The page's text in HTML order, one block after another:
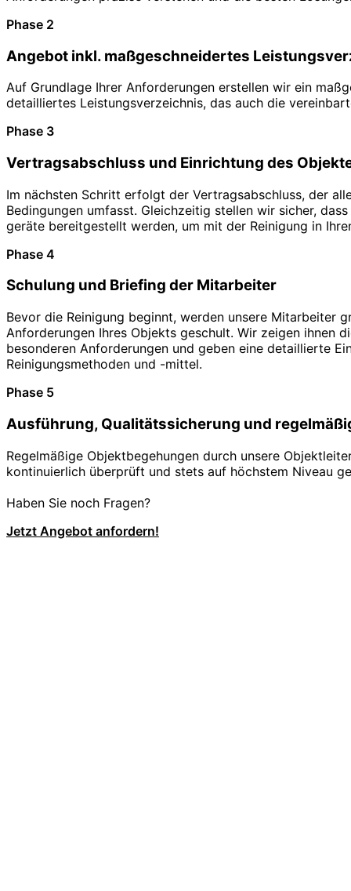
Phase 2
Angebot inkl. maßgeschneidertes
Auf Grundlage Ihrer Anforderungen erstellen wir ein
detailliertes Leistungsverzeichnis, das auch die
Phase 3
Vertragsabschluss und Einrichtung des
Im nächsten Schritt erfolgt der Vertragsabschluss, der
Bedingungen umfasst. Gleichzeitig stellen wir sicher,
geräte bereitgestellt werden, um mit der Reinigung in
Phase 4
Schulung und Briefing der Mitarbeiter
Bevor die Reinigung beginnt, werden unsere Mitarbeiter
Anforderungen Ihres Objekts geschult. Wir zeigen ihnen
besonderen Anforderungen und geben eine detaillierte
Reinigungsmethoden und -mittel.
Phase 5
Ausführung, Qualitätssicherung und
Regelmäßige Objektbegehungen durch unsere
kontinuierlich überprüft und stets auf höchstem Niveau
Haben Sie noch Fragen?
Jetzt Angebot anfordern!